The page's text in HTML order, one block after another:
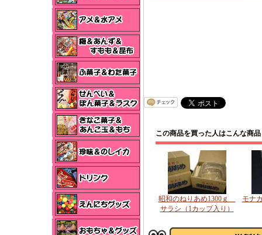
この商品を買った人はこんな商
昭和のねりあめ1300ｇ
サラシ（1カップ入り）
モナ